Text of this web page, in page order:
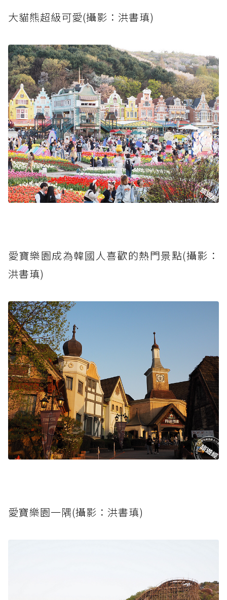
大貓熊超級可愛(攝影：洪書瑱)
愛寶樂園成為韓國人喜歡的熱門景點(攝影：
洪書瑱)
愛寶樂園一隅(攝影：洪書瑱)